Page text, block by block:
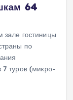
64
гостиницы
по
7 туров (микро-